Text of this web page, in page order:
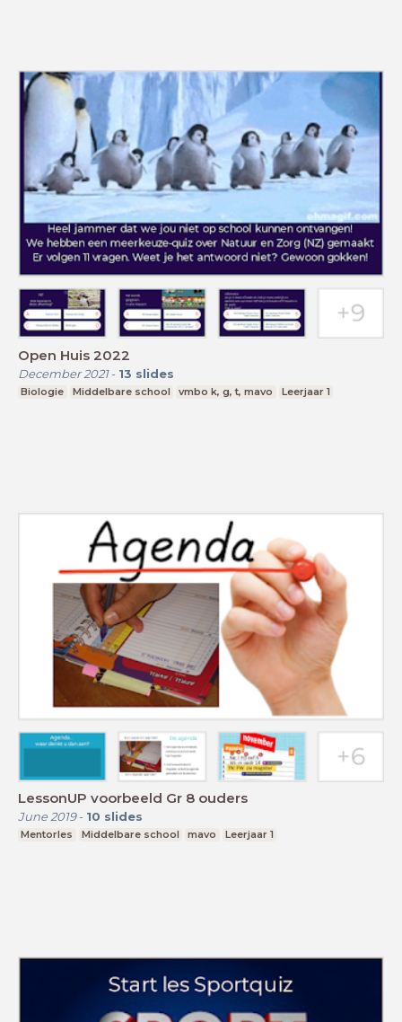
Open Huis 2022
December 2021- 13 slides
Biologie Middelbare school vmbo k, g, t, mavo Leerjaar 1
LessonUP voorbeeld Gr 8 ouders
June 2019- 10 slides
Mentorles Middelbare school mavo Leerjaar 1